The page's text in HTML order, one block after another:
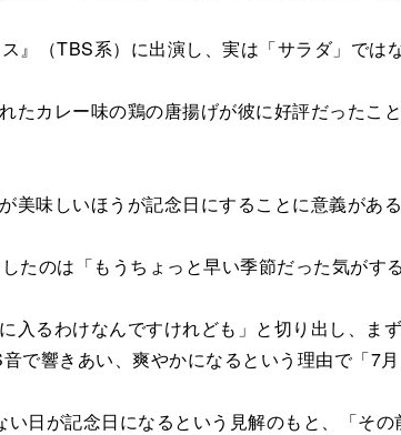
（TBS系）に出演し、実は「サラダ」では
カレー味の鶏の唐揚げが彼に好評だったこ
味しいほうが記念日にすることに意義があ
のは「もうちょっと早い季節だった気がする
るわけなんですけれども」と切り出し、ま
で響きあい、爽やかになるという理由で「7月
日が記念日になるという見解のもと、「そ